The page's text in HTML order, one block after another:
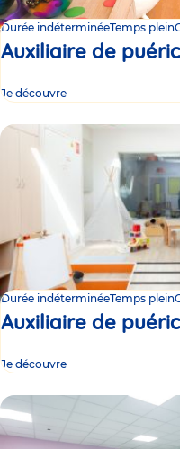
Durée indéterminéeTemps plein
Auxiliaire de
Je découvre
Durée indéterminéeTemps plein
Auxiliaire de
Je découvre